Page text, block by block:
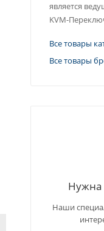
является
KVM-
Все товары
Все товары
Нужна
Наши